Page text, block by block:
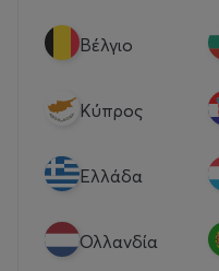
Βέλγιο
Κύπρος
Eλλάδα
Ολλανδία